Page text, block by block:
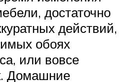
достаточно
действий,
обоях
или вовсе
Домашние